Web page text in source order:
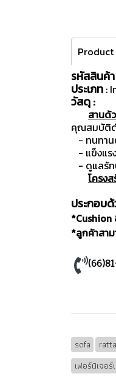
รหัสสินค้า
ประเภท :
วัสดุ :
สานด้
คุณสมบัติ
- ทนทาน
- แข็งแร
- ดูแลรัก
โครง
ประกอบ
*ลูกค้าสา
sofa
เฟอร์นิเจอร์